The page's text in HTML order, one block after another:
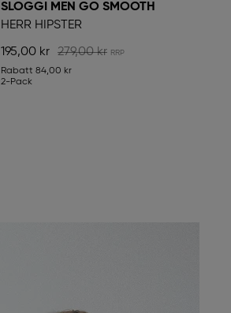
SLOGGI MEN GO SMOOTH
HERR HIPSTER
195,00 kr 279,00 kr
Rabatt 84,00 kr
2-Pack